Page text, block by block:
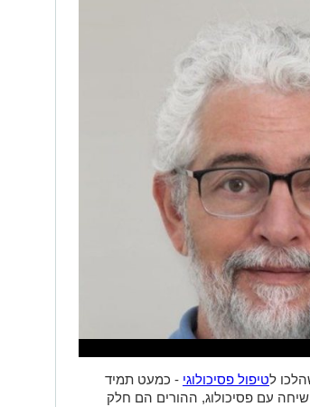
לטיפול פסיכולוגי - כמעט תמיד
עם פסיכולוג, ההורים הם חלק